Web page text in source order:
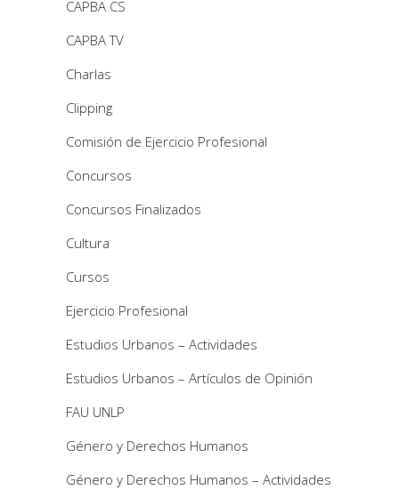
CAPBA CS
CAPBA TV
Charlas
Clipping
Comisión de Ejercicio Profesional
Concursos
Concursos Finalizados
Cultura
Cursos
Ejercicio Profesional
Estudios Urbanos – Actividades
Estudios Urbanos – Artículos de Opinión
FAU UNLP
Género y Derechos Humanos
Género y Derechos Humanos – Actividades